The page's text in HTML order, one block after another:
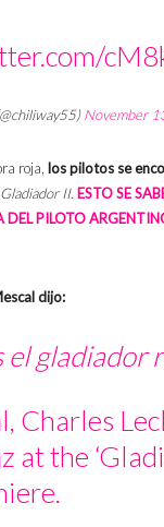
November
roja, los pilotos se
Gladiador II. ESTO SE
DEL PILOTO
dijo:
el gladiador
Charles
at the